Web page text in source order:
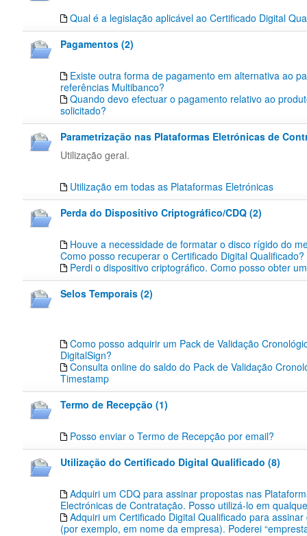
Qual é a legislação aplicável ao Certificado Digital
Pagamentos (2)
Existe outra forma de pagamento em alternativa ao
referências Multibanco?
Quando devo efectuar o pagamento relativo ao
solicitado?
Parametrização nas Plataformas Eletrónicas de
Utilização geral.
Utilização em todas as Plataformas Eletrónicas
Perda do Dispositivo Criptográfico/CDQ (2)
Houve a necessidade de formatar o disco rígido do
Como posso recuperar o Certificado Digital Qualificado?
Perdi o dispositivo criptográfico. Como posso obter
Selos Temporais (2)
Como posso adquirir um Pack de Validação
DigitalSign?
Consulta online do saldo do Pack de Validação
Timestamp
Termo de Recepção (1)
Posso enviar o Termo de Recepção por email?
Utilização do Certificado Digital Qualificado (8)
Adquiri um CDQ para assinar propostas nas
Electrónicas de Contratação. Posso utilizá-lo em
Adquiri um Certificado Digital Qualificado para
(por exemplo, em nome da empresa). Poderei